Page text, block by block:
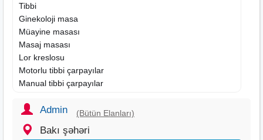
Tibbi
Ginekoloji masa
Müayine masası
Masaj masası
Lor kreslosu
Motorlu tibbi çarpayılar
Manual tibbi çarpayılar
Arakesmeler
Neqatoskop
Cpap
Admin (Bütün Elanları)
Bakı şəhəri